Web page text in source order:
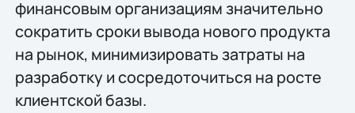
финансовым организациям значительно
сократить сроки вывода нового продукта
на рынок, минимизировать затраты на
разработку и сосредоточиться на росте
клиентской базы.